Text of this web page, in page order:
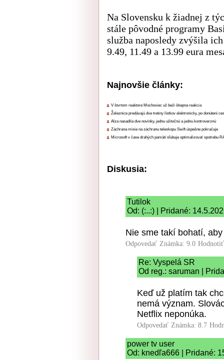
Na Slovensku k žiadnej z
stále pôvodné programy
služba naposledy zvýšila
9.49, 11.49 a 13.99 eura
Najnovšie články:
V štvrtom reaktore Mochoviec už beží štiepna reakcia
Železnice predávajú dve tretiny lístkov elektronicky, po donútení
Alza nasadila dve novinky, jednu užitočnú a jednu kontroverznú
Záchrana misie na záchranu teleskopu Swift úspešne pokračuje
Microsoft v čase drahých pamätí sľubuje optimalizovať spotrebu
Diskusia:
Tutilok
Od: (:..:) | Pridané:
Nie sme takí bohatí,
Odpovedať Známka: 9.0
Re: Vyspelá SR
Od reg.: saruman |
Keď už platím tak
nemá význam.
Netflix neponúka.
Odpovedať Známka: 8.7
power tv user
Od: knedľa666 | Pridané: